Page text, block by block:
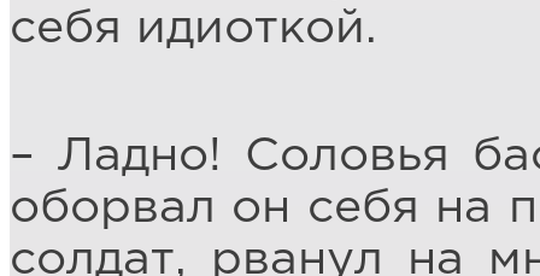
себя идиоткой.
– Ладно! Соловья
оборвал он себя на
солдат, рванул на